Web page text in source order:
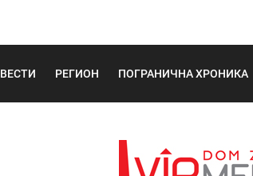
ВЕСТИ РЕГИОН ПОГРАНИЧНА ХРОНИКА